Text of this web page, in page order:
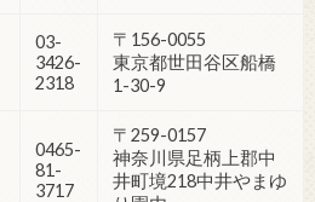
03-
3426-
2318
〒156-0055
東京都世田谷区船橋
1-30-9
0465-
81-
3717
〒259-0157
神奈川県足柄上郡中
井町境218中井やまゆ